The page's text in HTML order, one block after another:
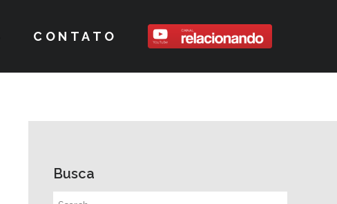
CONTATO
Busca